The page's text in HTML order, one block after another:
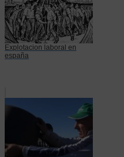
Explotacion laboral en
españa